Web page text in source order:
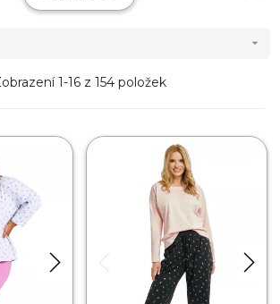

1-16 z 154 položek